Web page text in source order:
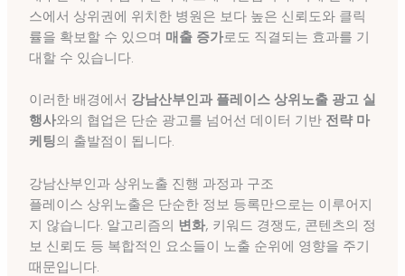
스에서 상위권에 위치한 병원은 보다 높은 신뢰도와 클릭
률을 확보할 수 있으며 매출 증가로도 직결되는 효과를 기
대할 수 있습니다.
이러한 배경에서 강남산부인과 플레이스 상위노출 광고 실
행사와의 협업은 단순 광고를 넘어선 데이터 기반 전략 마
케팅의 출발점이 됩니다.
강남산부인과 상위노출 진행 과정과 구조
플레이스 상위노출은 단순한 정보 등록만으로는 이루어지
지 않습니다. 알고리즘의 변화, 키워드 경쟁도, 콘텐츠의 정
보 신뢰도 등 복합적인 요소들이 노출 순위에 영향을 주기
때문입니다.